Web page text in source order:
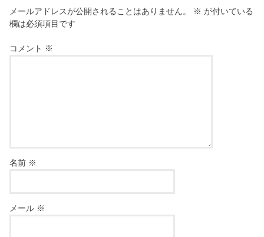
メールアドレスが公開されることはありません。 ※ が付いている
欄は必須項目です
コメント ※
名前 ※
メール ※